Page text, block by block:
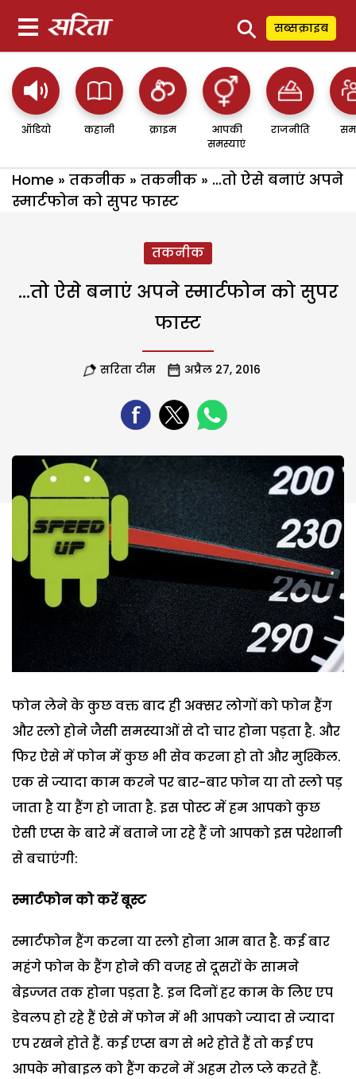
⚲ सब्सक्राइब
ऑडियो कहानी क्राइम
आपकी
समस्याएं
राजनीति
Home » तकनीक » तकनीक » …तो ऐसे बनाएं अपने
स्मार्टफोन को सुपर फास्ट
तकनीक
…तो ऐसे बनाएं अपने स्मार्टफोन को सुपर
फास्ट
सरिता टीम अप्रैल 27, 2016
फोन लेने के कुछ वक्त बाद ही अक्सर लोगों को फोन हैंग
और स्लो होने जैसी समस्याओं से दो चार होना पड़ता है. और
फिर ऐसे में फोन में कुछ भी सेव करना हो तो और मुश्किल.
एक से ज्यादा काम करने पर बार-बार फोन या तो स्लो पड़
जाता है या हैंग हो जाता है. इस पोस्ट में हम आपको कुछ
ऐसी एप्स के बारे में बताने जा रहे हैं जो आपको इस परेशानी
से बचाएंगी:
स्मार्टफोन को करें बूस्ट
स्मार्टफोन हैंग करना या स्लो होना आम बात है. कई बार
महंगे फोन के हैंग होने की वजह से दूसरों के सामने
बेइज्जत तक होना पड़ता है. इन दिनों हर काम के लिए एप
डेवलप हो रहे हैं ऐसे में फोन में भी आपको ज्यादा से ज्यादा
एप रखने होते हैं. कई एप्स बग से भरे होते हैं तो कई एप
आपके मोबाइल को हैंग करने में अहम रोल प्ले करते हैं.